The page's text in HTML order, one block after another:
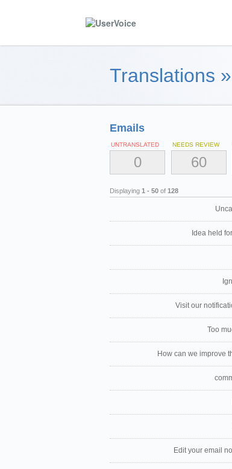
Translations »
Emails
UNTRANSLATED
0
NEEDS REVIEW
60
Displaying 1 - 50 of 128
Idea held
Visit our
Too
How can we improve
Edit your email